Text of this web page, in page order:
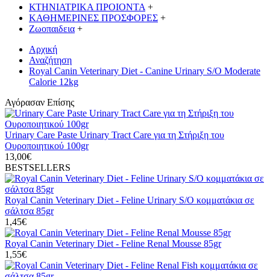
ΚΤΗΝΙΑΤΡΙΚΑ ΠΡΟΙΟΝΤΑ +
ΚΑΘΗΜΕΡΙΝΕΣ ΠΡΟΣΦΟΡΕΣ +
Ζωοπαιδεια +
Αρχική
Αναζήτηση
Royal Canin Veterinary Diet - Canine Urinary S/O Moderate
Calorie 12kg
Αγόρασαν Επίσης
Urinary Care Paste Urinary Tract Care για τη Στήριξη του
Ουροποιητικού 100gr
13,00€
BESTSELLERS
Royal Canin Veterinary Diet - Feline Urinary S/O κομματάκια σε
σάλτσα 85gr
1,45€
Royal Canin Veterinary Diet - Feline Renal Mousse 85gr
1,55€